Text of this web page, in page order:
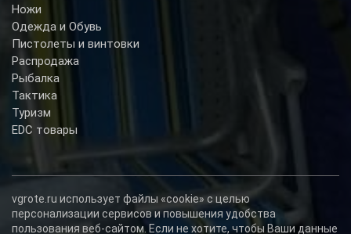
Ножи
Одежда и Обувь
Пистолеты и винтовки
Распродажа
Рыбалка
Тактика
Туризм
EDC товары
vgrote.ru использует файлы «cookie» с целью
персонализации сервисов и повышения удобства
пользования веб-сайтом. Если не хотите, чтобы Ваши данные